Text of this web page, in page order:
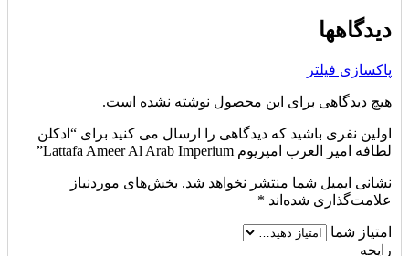
دیدگاهها
پاکسازی فیلتر
هیچ دیدگاهی برای این محصول نوشته نشده است.
اولین نفری باشید که دیدگاهی را ارسال می کنید برای “ادکلن
لطافه امیر العرب امپریوم Lattafa Ameer Al Arab Imperium”
نشانی ایمیل شما منتشر نخواهد شد. بخش‌های موردنیاز
علامت‌گذاری شده‌اند *
امتیاز شما
رایحه